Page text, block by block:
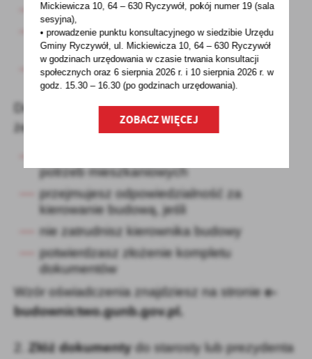
projekt architektoniczno-budowlany
plan zagospodarowania przestrzennego,
a w przypadku jego braku,
decyzja o warunkach zabudowy
i zagospodarowania terenu od gminy
Do dokumentów dołącz oświadczenie o tym,
że:
potrzeb mieszkaniowych
przejmujesz odpowiedzialność za
kierowanie budową, jeśli
nie zatrudnisz kierownika budowy
potwierdzasz złożenie kompletu
dokumentów
Wzór oświadczenia znajdziesz na stroniee-
budownictwo.gunb.gov.pl.
Złóż dokumenty do starosty lub prezydenta
Mickiewicza 10, 64 – 630 Ryczywół, pokójnumer 19 (sala
sesyjna),
• prowadzenie punktu konsultacyjnego w siedzibie Urzędu
Gminy Ryczywół, ul. Mickiewicza 10, 64 – 630 Ryczywół
w godzinachurzędowania w czasie trwania konsultacji
społecznych oraz 6 sierpnia 2026 r. i 10 sierpnia 2026 r. w
godz. 15.30 – 16.30 (po godzinachurzędowania).
ZOBACZ WIĘCEJ